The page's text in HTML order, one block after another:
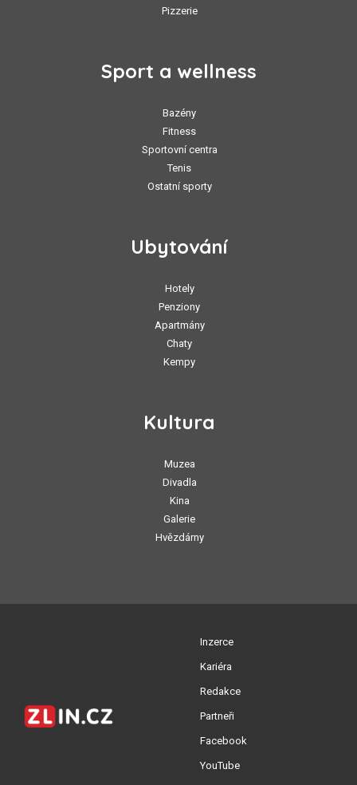
Pizzerie
Sport a wellness
Bazény
Fitness
Sportovní centra
Tenis
Ostatní sporty
Ubytování
Hotely
Penziony
Apartmány
Chaty
Kempy
Kultura
Muzea
Divadla
Kina
Galerie
Hvězdárny
Inzerce
Kariéra
Redakce
Partneři
Facebook
YouTube